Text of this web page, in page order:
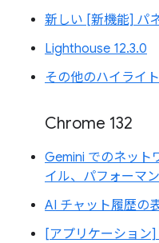
新しい [新機能] パ
Lighthouse 12.3.0
その他のハイライト
Chrome 132
Gemini でのネット
イル、パフォーマ
AI チャット履歴の
[アプリケーション